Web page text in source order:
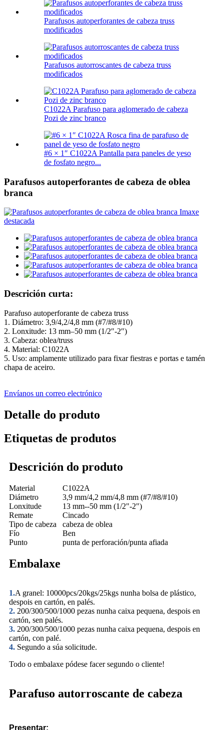
Parafusos autoperforantes de cabeza truss
modificados
Parafusos autorroscantes de cabeza truss
modificados
C1022A Parafuso para aglomerado de cabeza
Pozi de zinc branco
#6 × 1″ C1022A Pantalla para paneles de yeso
de fosfato negro...
Parafusos autoperforantes de cabeza de oblea
branca
Descrición curta:
Parafuso autoperforante de cabeza truss
1. Diámetro: 3,9/4,2/4,8 mm (#7/#8/#10)
2. Lonxitude: 13 mm–50 mm (1/2″-2″)
3. Cabeza: oblea/truss
4. Material: C1022A
5. Uso: amplamente utilizado para fixar fiestras e portas e tamén
chapa de aceiro.
Envíanos un correo electrónico
Detalle do produto
Etiquetas de produtos
Descrición do produto
Material
C1022A
Diámetro
3,9 mm/4,2 mm/4,8 mm (#7/#8/#10)
Lonxitude
13 mm--50 mm (1/2"-2")
Remate
Cincado
Tipo de cabeza
cabeza de oblea
Fío
Ben
Punto
punta de perforación/punta afiada
Embalaxe
1.A granel: 10000pcs/20kgs/25kgs nunha bolsa de plástico,
despois en cartón, en palés.
2. 200/300/500/1000 pezas nunha caixa pequena, despois en
cartón, sen palés.
3. 200/300/500/1000 pezas nunha caixa pequena, despois en
cartón, con palé.
4. Segundo a súa solicitude.
Todo o embalaxe pódese facer segundo o cliente!
Parafuso autorroscante de cabeza
Presentar: